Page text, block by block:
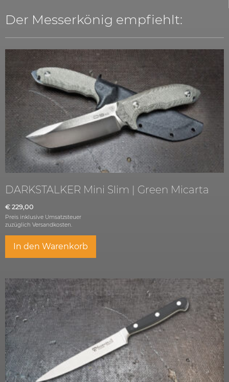
Der Messerkönig empfiehlt:
DARKSTALKER Mini Slim | Green Micarta
€ 229,00
Preis inklusive Umsatzsteuer
zuzüglich Versandkosten.
In den Warenkorb